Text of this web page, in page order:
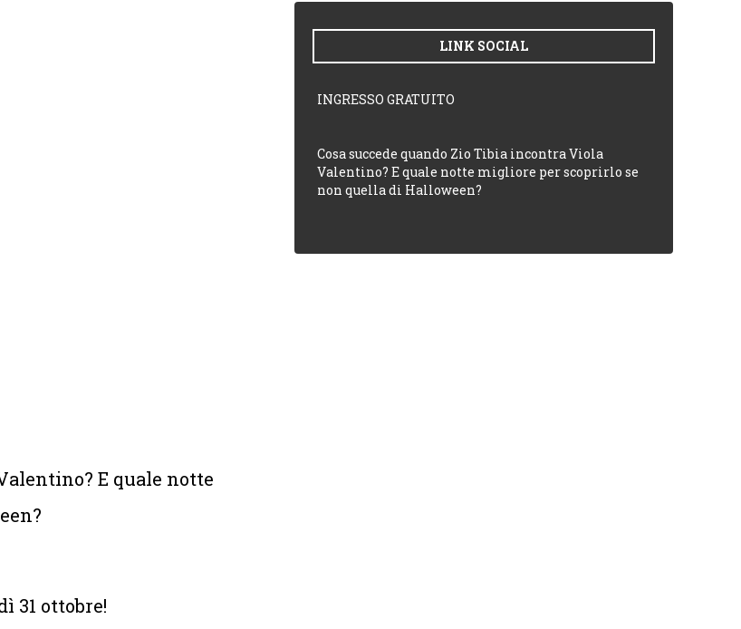
E quale notte
31 ottobre!
LINK SOCIAL
INGRESSO GRATUITO
Cosa succede quando Zio Tibia incontra Viola
Valentino? E quale notte migliore per scoprirlo se
non quella di Halloween?